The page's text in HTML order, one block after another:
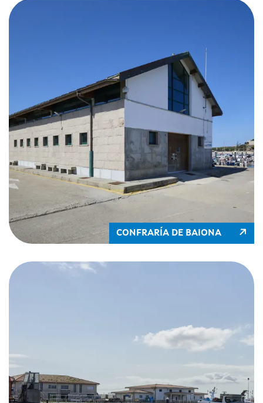
CONFRARÍA DE BAIONA